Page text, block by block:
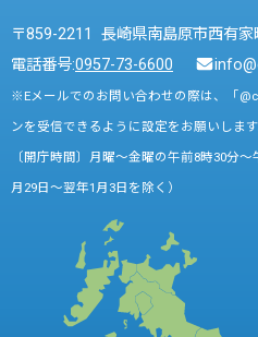
〒859-2211 長崎県南島原市西有
電話番号:0957-73-6600
※Eメールでのお問い合わせの際は、「
ンを受信できるように設定をお願いします
〔開庁時間〕月曜～金曜の午前8時30分
月29日～翌年1月3日を除く）